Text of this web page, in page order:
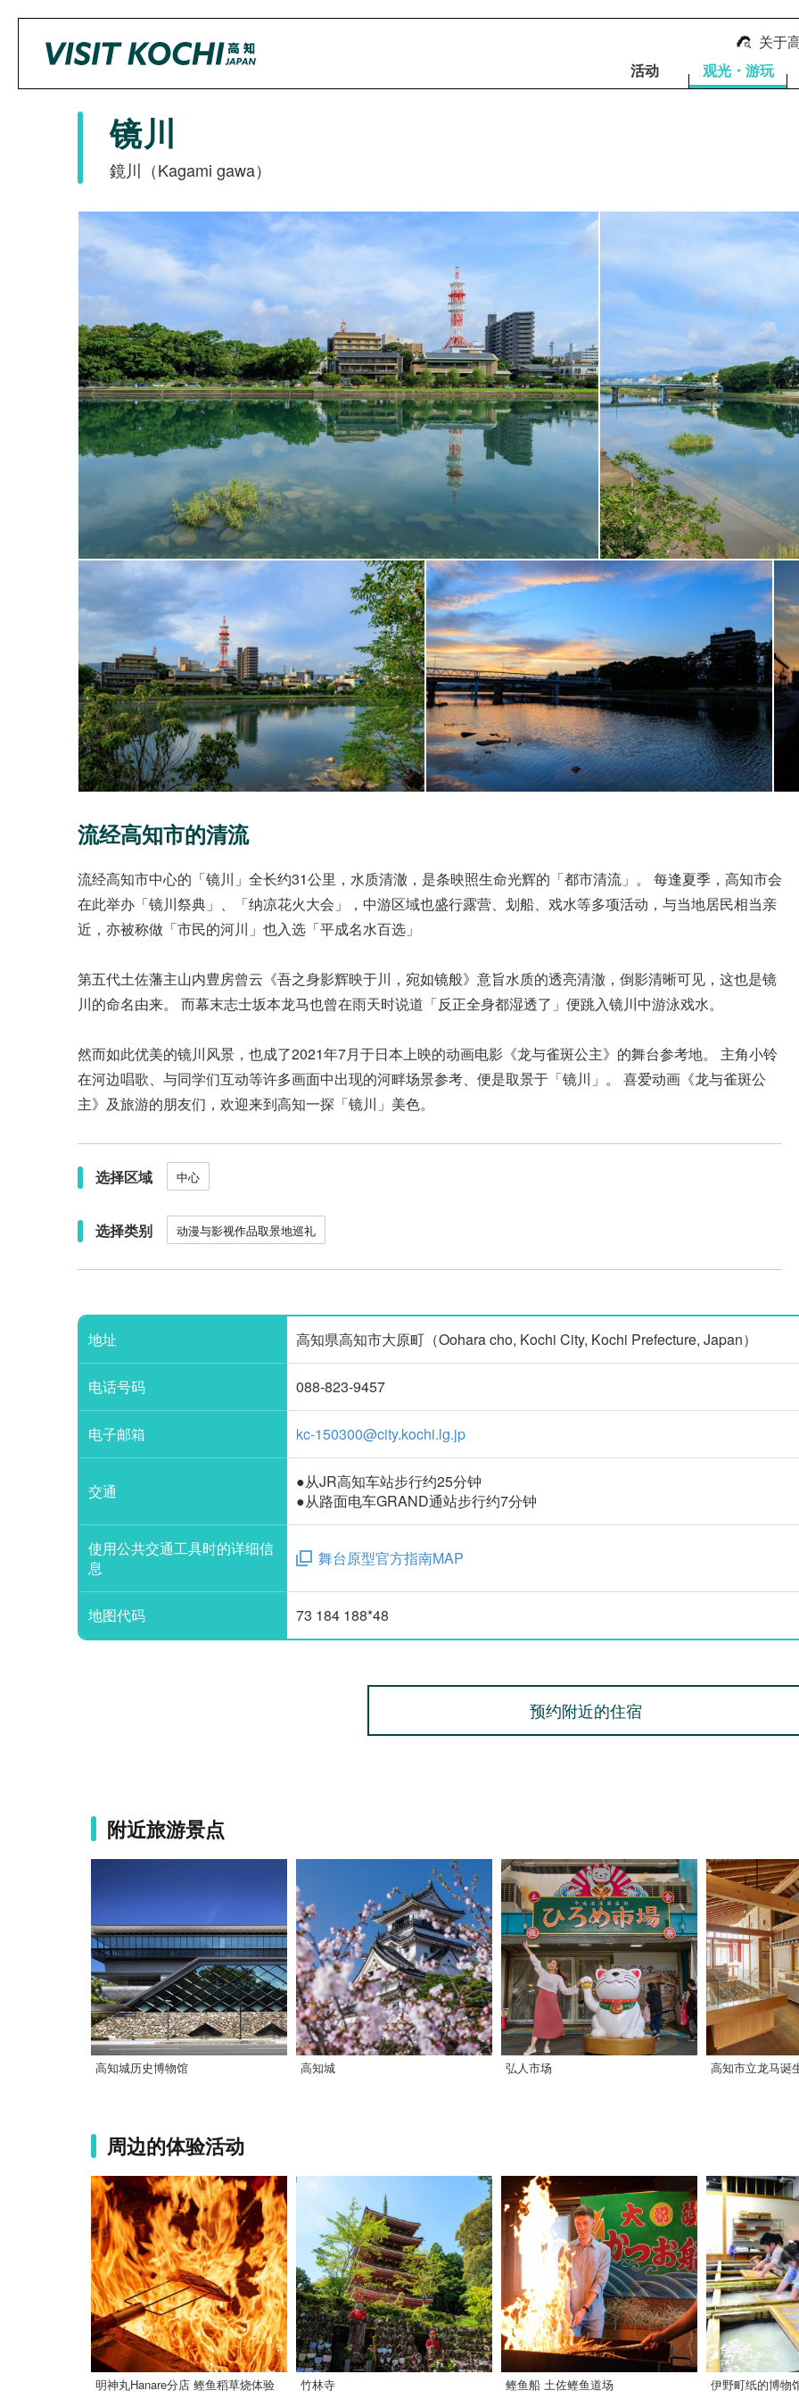
关于
活动
观光・游玩
镜川
鏡川（Kagami gawa）
流经高知市的清流
流经高知市中心的「镜川」全长约31公里，水质清澈，是条映照生命光辉的「都市清流」。 每逢夏季，高知市会
在此举办「镜川祭典」、「纳凉花火大会」，中游区域也盛行露营、划船、戏水等多项活动，与当地居民相当亲
近，亦被称做「市民的河川」也入选「平成名水百选」
第五代土佐藩主山内豊房曾云《吾之身影辉映于川，宛如镜般》意旨水质的透亮清澈，倒影清晰可见，这也是镜
川的命名由来。 而幕末志士坂本龙马也曾在雨天时说道「反正全身都湿透了」便跳入镜川中游泳戏水。
然而如此优美的镜川风景，也成了2021年7月于日本上映的动画电影《龙与雀斑公主》的舞台参考地。 主角小铃
在河边唱歌、与同学们互动等许多画面中出现的河畔场景参考、便是取景于「镜川」。 喜爱动画《龙与雀斑公
主》及旅游的朋友们，欢迎来到高知一探「镜川」美色。
选择区域 中心
选择类别 动漫与影视作品取景地巡礼
地址 高知県高知市大原町（Oohara cho, Kochi City, Kochi Prefecture, Japan）
电话号码 088-823-9457
电子邮箱 kc-150300@city.kochi.lg.jp
交通
●从JR高知车站步行约25分钟
●从路面电车GRAND通站步行约7分钟
使用公共交通工具时的详细信
息
舞台原型官方指南MAP
地图代码 73 184 188*48
预约附近的住宿
附近旅游景点
高知城历史博物馆 高知城 弘人市场 高知市立龙马诞
周边的体验活动
明神丸Hanare分店 鲣鱼稻草烧体验 竹林寺 鲣鱼船 土佐鲣鱼道场 伊野町纸的博物